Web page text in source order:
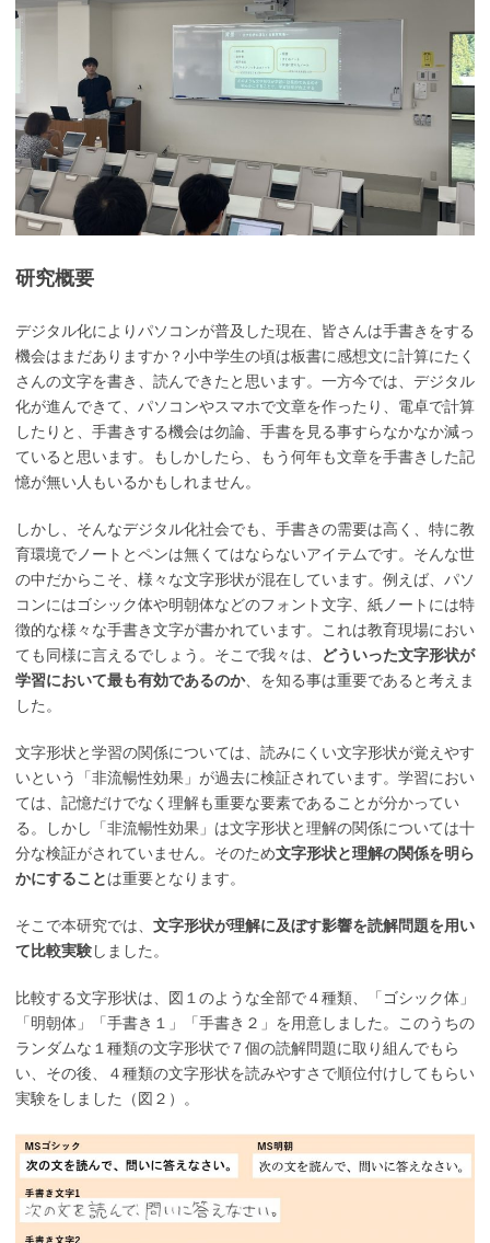
研究概要
デジタル化によりパソコンが普及した現在、皆さんは手書きをする
機会はまだありますか？小中学生の頃は板書に感想文に計算にたく
さんの文字を書き、読んできたと思います。一方今では、デジタル
化が進んできて、パソコンやスマホで文章を作ったり、電卓で計算
したりと、手書きする機会は勿論、手書を見る事すらなかなか減っ
ていると思います。もしかしたら、もう何年も文章を手書きした記
憶が無い人もいるかもしれません。
しかし、そんなデジタル化社会でも、手書きの需要は高く、特に教
育環境でノートとペンは無くてはならないアイテムです。そんな世
の中だからこそ、様々な文字形状が混在しています。例えば、パソ
コンにはゴシック体や明朝体などのフォント文字、紙ノートには特
徴的な様々な手書き文字が書かれています。これは教育現場におい
ても同様に言えるでしょう。そこで我々は、
どういった文字形状が
学習において最も有効であるのか、を知る事は重要であると考えま
した。
文字形状と学習の関係については、読みにくい文字形状が覚えやす
いという「非流暢性効果」が過去に検証されています。学習におい
ては、記憶だけでなく理解も重要な要素であることが分かってい
る。しかし「非流暢性効果」は文字形状と理解の関係については十
分な検証がされていません。そのため文字形状と理解の関係を明ら
かにすることは重要となります。
そこで本研究では、 文字形状が理解に及ぼす影響を読解問題を用い
て比較実験しました。
比較する文字形状は、図１のような全部で４種類、「ゴシック体」
「明朝体」「手書き１」「手書き２」を用意しました。このうちの
ランダムな１種類の文字形状で７個の読解問題に取り組んでもら
い、その後、４種類の文字形状を読みやすさで順位付けしてもらい
実験をしました（図２）。